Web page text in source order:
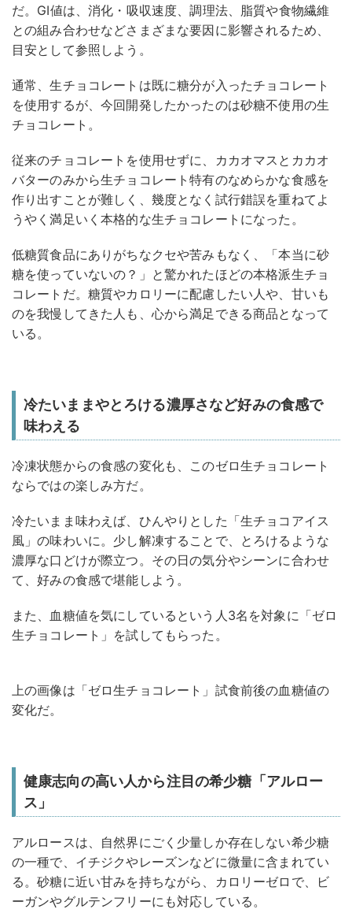
だ。GI値は、消化・吸収速度、調理法、脂質や食物繊維
との組み合わせなどさまざまな要因に影響されるため、
目安として参照しよう。
通常、生チョコレートは既に糖分が入ったチョコレート
を使用するが、今回開発したかったのは砂糖不使用の生
チョコレート。
従来のチョコレートを使用せずに、カカオマスとカカオ
バターのみから生チョコレート特有のなめらかな食感を
作り出すことが難しく、幾度となく試行錯誤を重ねてよ
うやく満足いく本格的な生チョコレートになった。
低糖質食品にありがちなクセや苦みもなく、「本当に砂
糖を使っていないの？」と驚かれたほどの本格派生チョ
コレートだ。糖質やカロリーに配慮したい人や、甘いも
のを我慢してきた人も、心から満足できる商品となって
いる。
冷たいままやとろける濃厚さなど好みの食感で
味わえる
冷凍状態からの食感の変化も、このゼロ生チョコレート
ならではの楽しみ方だ。
冷たいまま味わえば、ひんやりとした「生チョコアイス
風」の味わいに。少し解凍することで、とろけるような
濃厚な口どけが際立つ。その日の気分やシーンに合わせ
て、好みの食感で堪能しよう。
また、血糖値を気にしているという人3名を対象に「ゼロ
生チョコレート」を試してもらった。
上の画像は「ゼロ生チョコレート」試食前後の血糖値の
変化だ。
健康志向の高い人から注目の希少糖「アルロー
ス」
アルロースは、自然界にごく少量しか存在しない希少糖
の一種で、イチジクやレーズンなどに微量に含まれてい
る。砂糖に近い甘みを持ちながら、カロリーゼロで、ビ
ーガンやグルテンフリーにも対応している。